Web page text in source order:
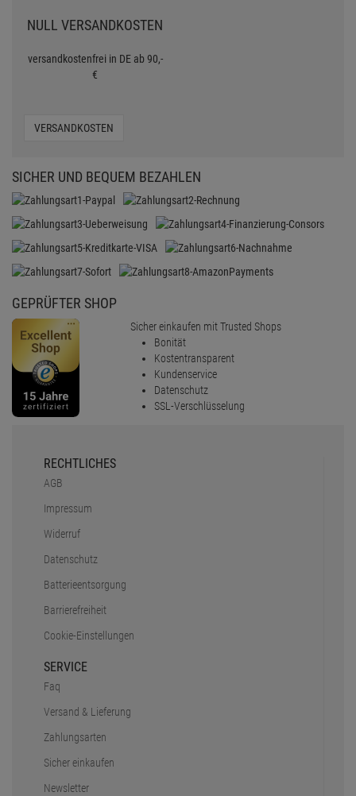
NULL VERSANDKOSTEN
versandkostenfrei in DE ab 90,-
€
VERSANDKOSTEN
SICHER UND BEQUEM BEZAHLEN
GEPRÜFTER SHOP
Sicher einkaufen mit Trusted Shops
Bonität
Kostentransparent
Kundenservice
Datenschutz
SSL-Verschlüsselung
RECHTLICHES
AGB
Impressum
Widerruf
Datenschutz
Batterieentsorgung
Barrierefreiheit
Cookie-Einstellungen
SERVICE
Faq
Versand & Lieferung
Zahlungsarten
Sicher einkaufen
Newsletter